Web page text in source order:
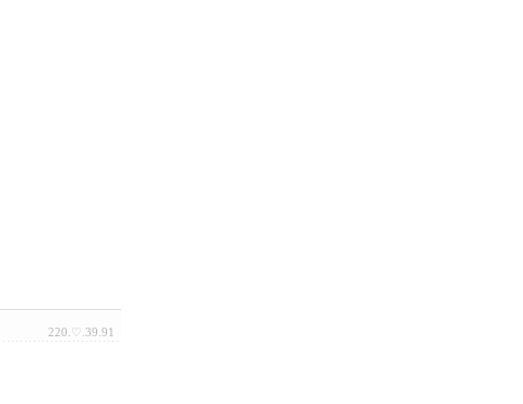
220.♡.39.91